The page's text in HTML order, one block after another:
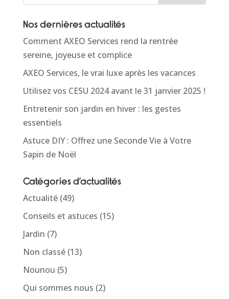
Nos dernières actualités
Comment AXEO Services rend la rentrée
sereine, joyeuse et complice
AXEO Services, le vrai luxe après les vacances
Utilisez vos CESU 2024 avant le 31 janvier 2025 !
Entretenir son jardin en hiver : les gestes
essentiels
Astuce DIY : Offrez une Seconde Vie à Votre
Sapin de Noël
Catégories d’actualités
Actualité(49)
Conseils et astuces (15)
Jardin (7)
Non classé(13)
Nounou (5)
Qui sommes nous (2)